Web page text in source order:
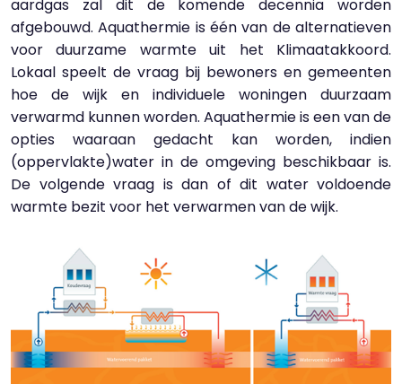
aardgas zal dit de komende decennia worden
afgebouwd. Aquathermie is één van de alternatieven
voor duurzame warmte uit het Klimaatakkoord.
Lokaal speelt de vraag bij bewoners en gemeenten
hoe de wijk en individuele woningen duurzaam
verwarmd kunnen worden. Aquathermie is een van de
opties waaraan gedacht kan worden, indien
(oppervlakte)water in de omgeving beschikbaar is.
De volgende vraag is dan of dit water voldoende
warmte bezit voor het verwarmen van de wijk.